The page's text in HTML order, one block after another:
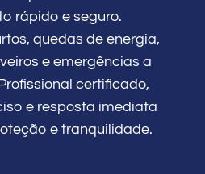
rápido e seguro.
quedas de energia,
e emergências a
certificado,
e resposta imediata
e tranquilidade.